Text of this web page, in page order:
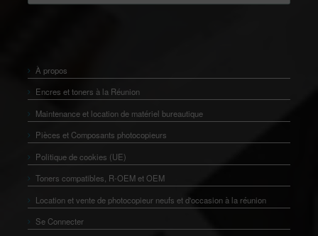
À propos
Encres et toners à la Réunion
Maintenance et location de matériel bureautique
Pièces et Composants photocopieurs
Politique de cookies (UE)
Toners compatibles, R-OEM et OEM
Location et vente de photocopieur neufs et d'occasion à la réunion
Se Connecter